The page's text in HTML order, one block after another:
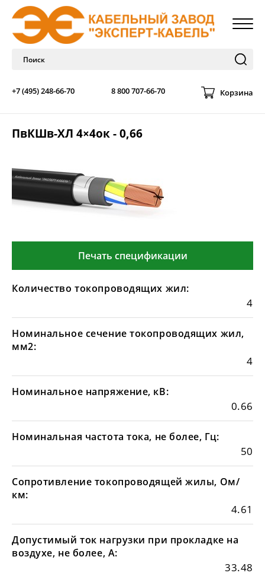
+7 (495) 248-66-70 8 800 707-66-70 Корзина
ПвКШв-ХЛ 4×4ок - 0,66
Печать спецификации
Количество токопроводящих жил:
4
Номинальное сечение токопроводящих жил,
мм2:
4
Номинальное напряжение, кВ:
0.66
Номинальная частота тока, не более, Гц:
50
Сопротивление токопроводящей жилы, Ом/
км:
4.61
Допустимый ток нагрузки при прокладке на
воздухе, не более, А:
33.48